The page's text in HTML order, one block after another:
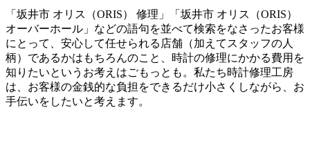
「坂井市 オリス（ORIS） 修理」「坂井市 オリス（ORIS）
オーバーホール」などの語句を並べて検索をなさったお客様
にとって、安心して任せられる店舗（加えてスタッフの人
柄）であるかはもちろんのこと、時計の修理にかかる費用を
知りたいというお考えはごもっとも。私たち時計修理工房
は、お客様の金銭的な負担をできるだけ小さくしながら、お
手伝いをしたいと考えます。